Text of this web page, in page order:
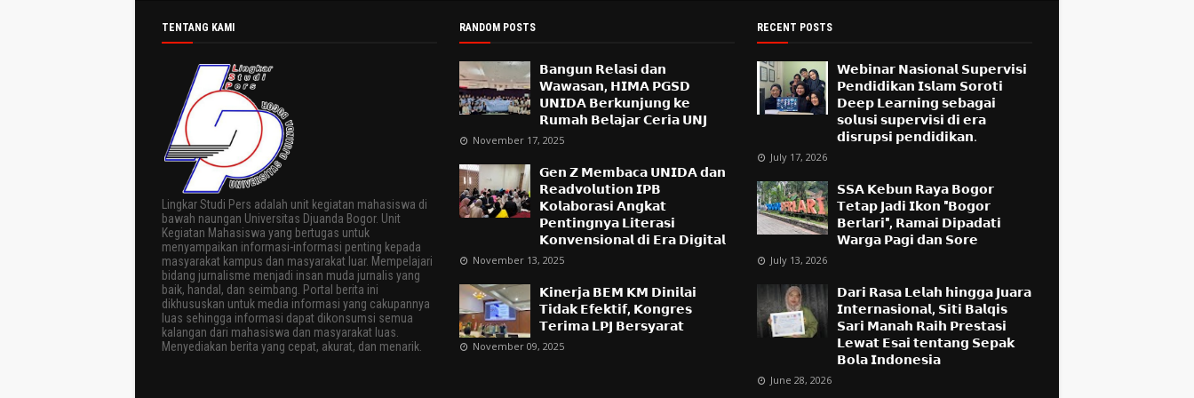
TENTANG KAMI
Lingkar Studi Pers adalah unit kegiatan mahasiswa di
bawah naungan Universitas Djuanda Bogor. Unit
Kegiatan Mahasiswa yang bertugas untuk
menyampaikan informasi-informasi penting kepada
masyarakat kampus dan masyarakat luar. Mempelajari
bidang jurnalisme menjadi insan muda jurnalis yang
baik, handal, dan seimbang. Portal berita ini
dikhususkan untuk media informasi yang cakupannya
luas sehingga informasi dapat dikonsumsi semua
kalangan dari mahasiswa dan masyarakat luas.
Menyediakan berita yang cepat, akurat, dan menarik.
RANDOM POSTS
𝗕𝗮𝗻𝗴𝘂𝗻 𝗥𝗲𝗹𝗮𝘀𝗶 𝗱𝗮𝗻
𝗪𝗮𝘄𝗮𝘀𝗮𝗻, 𝗛𝗜𝗠𝗔 𝗣𝗚𝗦𝗗
𝗨𝗡𝗜𝗗𝗔 𝗕𝗲𝗿𝗸𝘂𝗻𝗷𝘂𝗻𝗴 𝗸𝗲
𝗥𝘂𝗺𝗮𝗵 𝗕𝗲𝗹𝗮𝗷𝗮𝗿 𝗖𝗲𝗿𝗶𝗮 𝗨𝗡𝗝
November 17, 2025
𝗚𝗲𝗻 𝗭 𝗠𝗲𝗺𝗯𝗮𝗰𝗮 𝗨𝗡𝗜𝗗𝗔 𝗱𝗮𝗻
𝗥𝗲𝗮𝗱𝘃𝗼𝗹𝘂𝘁𝗶𝗼𝗻 𝗜𝗣𝗕
𝗞𝗼𝗹𝗮𝗯𝗼𝗿𝗮𝘀𝗶 𝗔𝗻𝗴𝗸𝗮𝘁
𝗣𝗲𝗻𝘁𝗶𝗻𝗴𝗻𝘆𝗮 𝗟𝗶𝘁𝗲𝗿𝗮𝘀𝗶
𝗞𝗼𝗻𝘃𝗲𝗻𝘀𝗶𝗼𝗻𝗮𝗹 𝗱𝗶 𝗘𝗿𝗮 𝗗𝗶𝗴𝗶𝘁𝗮𝗹
November 13, 2025
𝗞𝗶𝗻𝗲𝗿𝗷𝗮 𝗕𝗘𝗠 𝗞𝗠 𝗗𝗶𝗻𝗶𝗹𝗮𝗶
𝗧𝗶𝗱𝗮𝗸 𝗘𝗳𝗲𝗸𝘁𝗶𝗳, 𝗞𝗼𝗻𝗴𝗿𝗲𝘀
𝗧𝗲𝗿𝗶𝗺𝗮 𝗟𝗣𝗝 𝗕𝗲𝗿𝘀𝘆𝗮𝗿𝗮𝘁
November 09, 2025
RECENT POSTS
𝗪𝗲𝗯𝗶𝗻𝗮𝗿 𝗡𝗮𝘀𝗶𝗼𝗻𝗮𝗹 𝗦𝘂𝗽𝗲𝗿𝘃𝗶𝘀𝗶
𝗣𝗲𝗻𝗱𝗶𝗱𝗶𝗸𝗮𝗻 𝗜𝘀𝗹𝗮𝗺 𝗦𝗼𝗿𝗼𝘁𝗶
𝗗𝗲𝗲𝗽 𝗟𝗲𝗮𝗿𝗻𝗶𝗻𝗴 𝘀𝗲𝗯𝗮𝗴𝗮𝗶
𝘀𝗼𝗹𝘂𝘀𝗶 𝘀𝘂𝗽𝗲𝗿𝘃𝗶𝘀𝗶 𝗱𝗶 𝗲𝗿𝗮
𝗱𝗶𝘀𝗿𝘂𝗽𝘀𝗶 𝗽𝗲𝗻𝗱𝗶𝗱𝗶𝗸𝗮𝗻.
July 17, 2026
𝗦𝗦𝗔 𝗞𝗲𝗯𝘂𝗻 𝗥𝗮𝘆𝗮 𝗕𝗼𝗴𝗼𝗿
𝗧𝗲𝘁𝗮𝗽 𝗝𝗮𝗱𝗶 𝗜𝗸𝗼𝗻 "𝗕𝗼𝗴𝗼𝗿
𝗕𝗲𝗿𝗹𝗮𝗿𝗶", 𝗥𝗮𝗺𝗮𝗶 𝗗𝗶𝗽𝗮𝗱𝗮𝘁𝗶
𝗪𝗮𝗿𝗴𝗮 𝗣𝗮𝗴𝗶 𝗱𝗮𝗻 𝗦𝗼𝗿𝗲
July 13, 2026
𝗗𝗮𝗿𝗶 𝗥𝗮𝘀𝗮 𝗟𝗲𝗹𝗮𝗵 𝗵𝗶𝗻𝗴𝗴𝗮 𝗝𝘂𝗮𝗿𝗮
𝗜𝗻𝘁𝗲𝗿𝗻𝗮𝘀𝗶𝗼𝗻𝗮𝗹, 𝗦𝗶𝘁𝗶 𝗕𝗮𝗹𝗾𝗶𝘀
𝗦𝗮𝗿𝗶 𝗠𝗮𝗻𝗮𝗵 𝗥𝗮𝗶𝗵 𝗣𝗿𝗲𝘀𝘁𝗮𝘀𝗶
𝗟𝗲𝘄𝗮𝘁 𝗘𝘀𝗮𝗶 𝘁𝗲𝗻𝘁𝗮𝗻𝗴 𝗦𝗲𝗽𝗮𝗸
𝗕𝗼𝗹𝗮 𝗜𝗻𝗱𝗼𝗻𝗲𝘀𝗶𝗮
June 28, 2026